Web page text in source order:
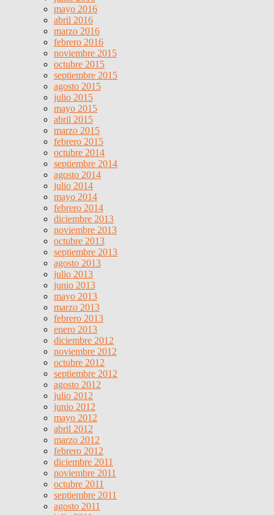
mayo 2016
abril 2016
marzo 2016
febrero 2016
noviembre 2015
octubre 2015
septiembre 2015
agosto 2015
julio 2015
mayo 2015
abril 2015
marzo 2015
febrero 2015
octubre 2014
septiembre 2014
agosto 2014
julio 2014
mayo 2014
febrero 2014
diciembre 2013
noviembre 2013
octubre 2013
septiembre 2013
agosto 2013
julio 2013
junio 2013
mayo 2013
marzo 2013
febrero 2013
enero 2013
diciembre 2012
noviembre 2012
octubre 2012
septiembre 2012
agosto 2012
julio 2012
junio 2012
mayo 2012
abril 2012
marzo 2012
febrero 2012
diciembre 2011
noviembre 2011
octubre 2011
septiembre 2011
agosto 2011